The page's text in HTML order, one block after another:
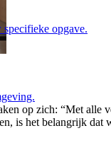
opgave.
op zich: “Met
is het belangrijk